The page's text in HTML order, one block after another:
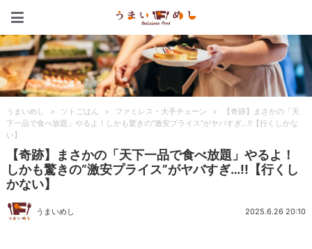
うまいめし > ソトごはん > ファミレス・大手チェーン >
【奇跡】まさかの「天
下一品で食べ放題」やるよ！しかも驚きの“激安プライス”がヤバすぎ…!!【行くしかな
い】
【奇跡】まさかの「天下一品で食べ放題」やるよ！
しかも驚きの“激安プライス”がヤバすぎ…!!【行くし
かない】
うまいめし 2025.6.26 20:10